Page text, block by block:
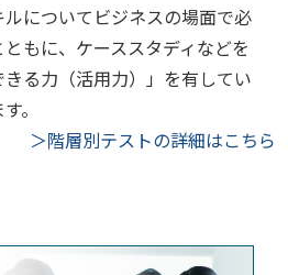
についてビジネスの場面で必
もに、ケーススタディなどを
る力（活用力）」を有してい
。
＞階層別テストの詳細はこちら